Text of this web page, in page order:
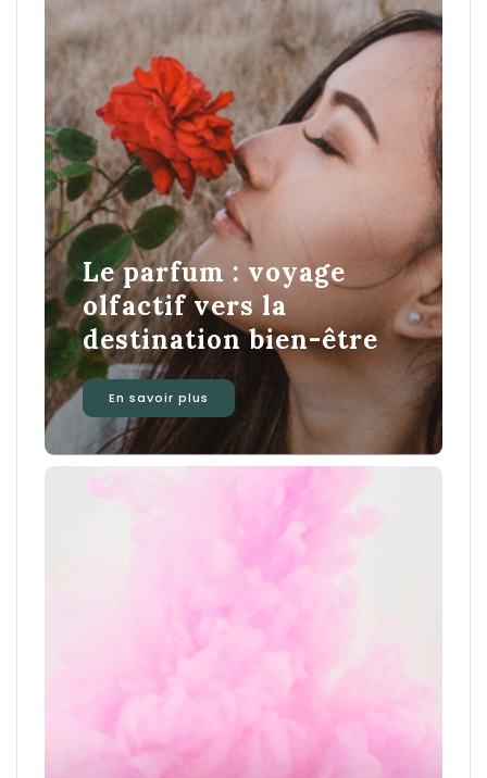
Le parfum : voyage
olfactif vers la
destination bien-être
En savoir plus